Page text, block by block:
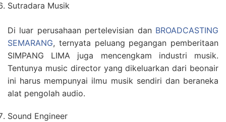
Sutradara Musik
Di luar perusahaan pertelevisian dan BROADCASTING
SEMARANG, ternyata peluang pegangan pemberitaan
SIMPANG LIMA juga mencengkam industri musik.
Tentunya music director yang dikeluarkan dari beonair
ini harus mempunyai ilmu musik sendiri dan beraneka
alat pengolah audio.
Sound Engineer